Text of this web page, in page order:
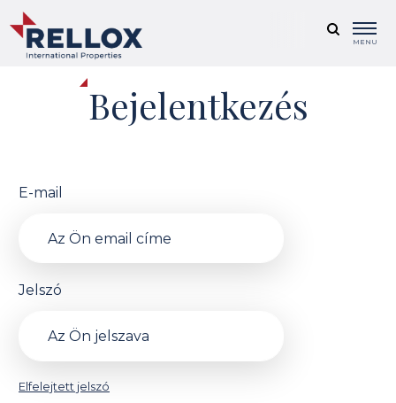
MENU
Bejelentkezés
E-mail
Jelszó
Elfelejtett jelszó